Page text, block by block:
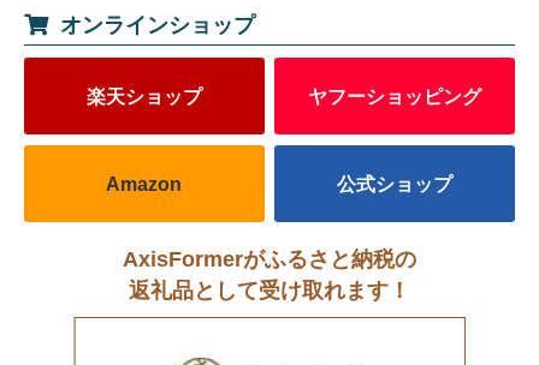
オンラインショップ
楽天ショップ ヤフーショッピング
Amazon 公式ショップ
AxisFormerがふるさと納税の
返礼品として受け取れます！